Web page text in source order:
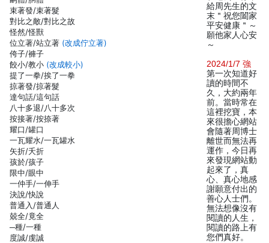
束著發/束著髮
對比之敵/對比之故
怪然/怪獸
位立著/站立著 (改成佇立著)
侉子/褲子
餃小/教小 (改成較小)
提了一拳/挨了一拳
掠著發/掠著髮
達句話/這句話
八十多退/八十多次
按接著/按捺著
耀口/罐口
一瓦耀水/一瓦罐水
矢折/夭折
孩於/孩子
限中/眼中
一仲手/一伸手
決說/快說
普通入/普通人
兢全/竟全
─種/一種
度誠/虔誠
給周先生的文
末＂祝您闔家
平安健康＂～
願他家人心安
～
2024/1/7 強
第一次知道好
讀的時間不
久，大約兩年
前。當時常在
這裡挖寶，本
來很擔心網站
會隨著周博士
離世而無法再
運作，今日再
來發現網站動
起來了，真
心、真心地感
謝願意付出的
善心人士們。
無法想像沒有
閱讀的人生，
閱讀的路上有
您們真好。